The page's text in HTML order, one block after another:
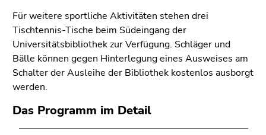
9)
Für weitere sportliche Aktivitäten stehen drei
Tischtennis-Tische beim Südeingang der
Universitätsbibliothek zur Verfügung. Schläger und
Bälle können gegen Hinterlegung eines Ausweises am
Schalter der Ausleihe der Bibliothek kostenlos ausborgt
werden.
Das Programm im Detail